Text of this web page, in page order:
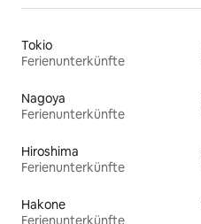
Tokio
Ferienunterkünfte
Nagoya
Ferienunterkünfte
Hiroshima
Ferienunterkünfte
Hakone
Ferienunterkünfte